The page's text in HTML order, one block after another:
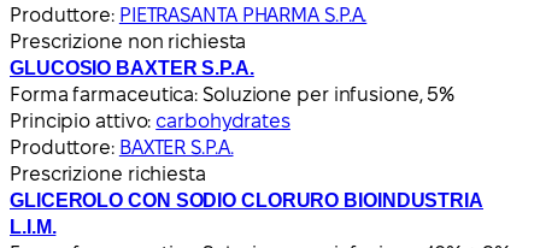
Produttore: PIETRASANTA PHARMA S.P.A.
Prescrizione non richiesta
GLUCOSIO BAXTER S.P.A.
Forma farmaceutica: Soluzione per infusione, 5%
Principio attivo: carbohydrates
Produttore: BAXTER S.P.A.
Prescrizione richiesta
GLICEROLO CON SODIO CLORURO BIOINDUSTRIA
L.I.M.